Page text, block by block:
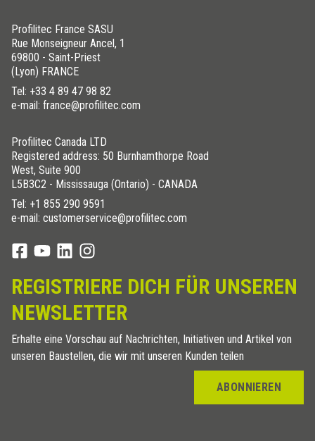
Profilitec France SASU
Rue Monseigneur Ancel, 1
69800 - Saint-Priest
(Lyon) FRANCE
Tel: +33 4 89 47 98 82
e-mail: france@profilitec.com
Profilitec Canada LTD
Registered address: 50 Burnhamthorpe Road
West, Suite 900
L5B3C2 - Mississauga (Ontario) - CANADA
Tel: +1 855 290 9591
e-mail: customerservice@profilitec.com
REGISTRIERE DICH FÜR UNSEREN
NEWSLETTER
Erhalte eine Vorschau auf Nachrichten, Initiativen und Artikel von
unseren Baustellen, die wir mit unseren Kunden teilen
ABONNIEREN